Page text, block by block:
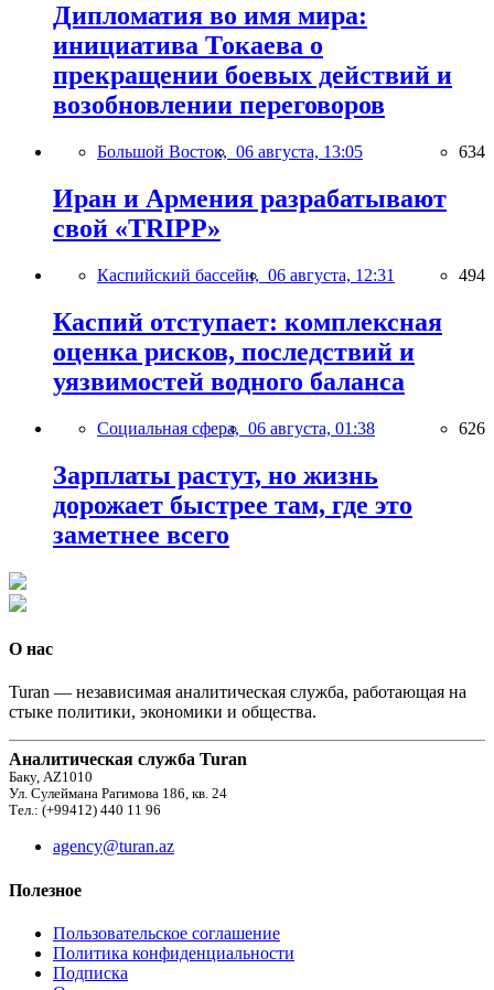
Дипломатия во имя мира:
инициатива Токаева о
прекращении боевых действий и
возобновлении переговоров
Большой Восток, 06 августа, 13:05 634
Иран и Армения разрабатывают
свой «TRIPP»
Каспийский бассейн, 06 августа, 12:31 494
Каспий отступает: комплексная
оценка рисков, последствий и
уязвимостей водного баланса
Социальная сфера, 06 августа, 01:38 626
Зарплаты растут, но жизнь
дорожает быстрее там, где это
заметнее всего
О нас
Turan — независимая аналитическая служба, работающая на
стыке политики, экономики и общества.
Аналитическая служба Turan
Баку, AZ1010
Ул. Сулеймана Рагимова 186, кв. 24
Тел.: (+99412) 440 11 96
agency@turan.az
Полезное
Пользовательское соглашение
Политика конфиденциальности
Подписка